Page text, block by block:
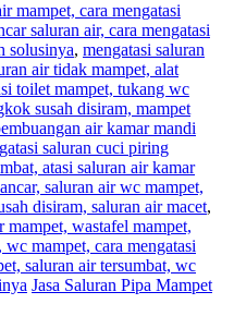
mampet, cara mengatasi
saluran air, cara mengatasi
solusinya, mengatasi saluran
air tidak mampet, alat
toilet mampet, tukang wc
susah disiram, mampet
air kamar mandi
saluran cuci piring
atasi saluran air kamar
saluran air wc mampet,
disiram, saluran air macet,
mampet, wastafel mampet,
mampet, cara mengatasi
saluran air tersumbat, wc
Jasa Saluran Pipa Mampet